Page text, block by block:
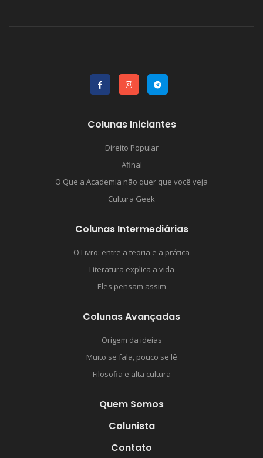
Colunas Iniciantes
Direito Popular
Afinal
O Que a Academia não quer que você veja
Cultura Geek
Colunas Intermediárias
O Livro: entre a teoria e a prática
Literatura explica a vida
Eles pensam assim
Colunas Avançadas
Origem da ideias
Muito se fala, pouco se lê
Filosofia e alta cultura
Quem Somos
Colunista
Contato